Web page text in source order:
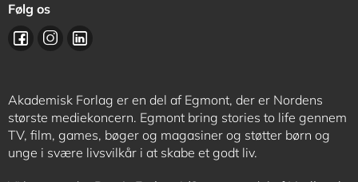
Følg os
Akademisk Forlag er en del af Egmont, der er Nordens
største mediekoncern. Egmont bring stories to life gennem
TV, film, games, bøger og magasiner og støtter børn og
unge i svære livsvilkår i at skabe et godt liv.